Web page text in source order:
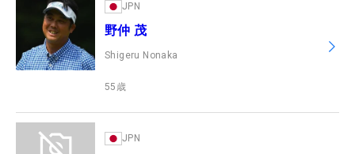
JPN
野仲 茂
Shigeru Nonaka
55 歳
JPN